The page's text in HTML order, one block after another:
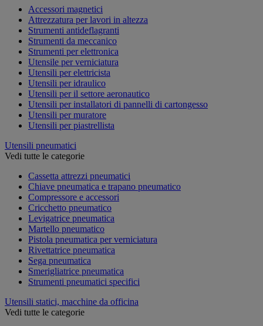
Accessori magnetici
Attrezzatura per lavori in altezza
Strumenti antideflagranti
Strumenti da meccanico
Strumenti per elettronica
Utensile per verniciatura
Utensili per elettricista
Utensili per idraulico
Utensili per il settore aeronautico
Utensili per installatori di pannelli di cartongesso
Utensili per muratore
Utensili per piastrellista
Utensili pneumatici
Vedi tutte le categorie
Cassetta attrezzi pneumatici
Chiave pneumatica e trapano pneumatico
Compressore e accessori
Cricchetto pneumatico
Levigatrice pneumatica
Martello pneumatico
Pistola pneumatica per verniciatura
Rivettatrice pneumatica
Sega pneumatica
Smerigliatrice pneumatica
Strumenti pneumatici specifici
Utensili statici, macchine da officina
Vedi tutte le categorie